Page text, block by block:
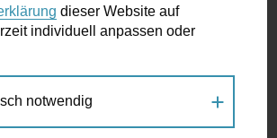
dieser Website auf
individuell anpassen oder
notwendig